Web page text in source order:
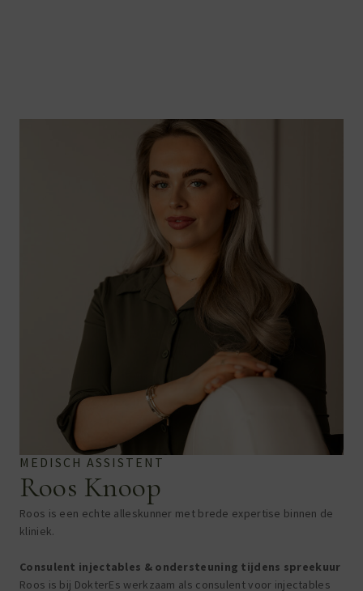
MEDISCH ASSISTENT
Roos Knoop
Roos is een echte alleskunner met brede expertise binnen de
kliniek.
Consulent injectables & ondersteuning tijdens spreekuur
Roos is bij DokterEs werkzaam als consulent voor injectables